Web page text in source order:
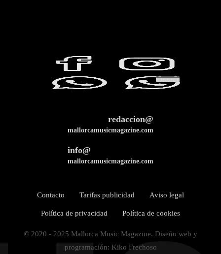
redaccion@
mallorcamusicmagazine.com
info@
mallorcamusicmagazine.com
Contacto Tarifas publicidad Aviso legal
Política de privacidad Política de cookies
© 2020 - 2025 Mallorca Music Magazine. Diseño web y
programación: Kiko Frechoso